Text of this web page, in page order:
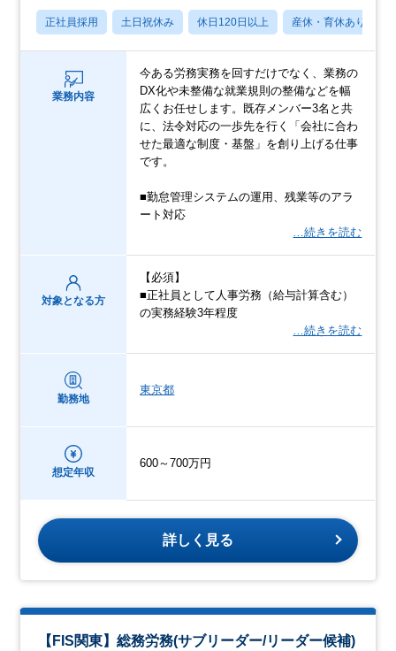
正社員採用 土日祝休み 休日120日以上 産休・育休あり
業務内容
今ある労務実務を回すだけでなく、業務の
DX化や未整備な就業規則の整備などを幅
広くお任せします。既存メンバー3名と共
に、法令対応の一歩先を行く「会社に合わ
せた最適な制度・基盤」を創り上げる仕事
です。
■勤怠管理システムの運用、残業等のアラ
ート対応
…続きを読む
対象となる方
【必須】
■正社員として人事労務（給与計算含む）
の実務経験3年程度
…続きを読む
勤務地
東京都
想定年収
600～700万円
詳しく見る
【FIS関東】総務労務(サブリーダー/リーダー候補)